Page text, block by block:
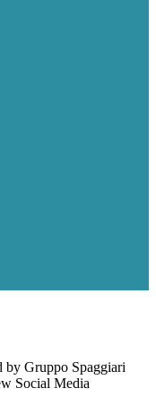
by Gruppo Spaggiari
Social Media